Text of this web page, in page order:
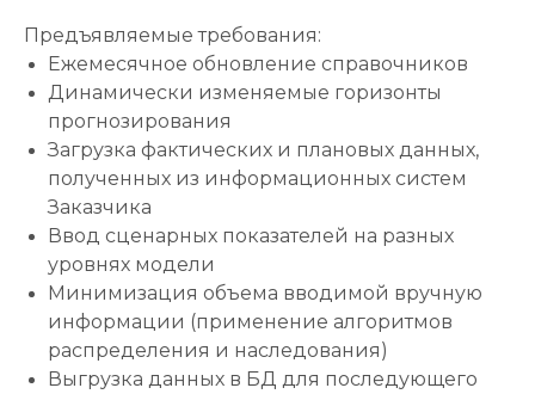
Предъявляемые требования:
Ежемесячное обновление справочников
Динамически изменяемые горизонты
прогнозирования
Загрузка фактических и плановых данных,
полученных из информационных систем
Заказчика
Ввод сценарных показателей на разных
уровнях модели
Минимизация объема вводимой вручную
информации (применение алгоритмов
распределения и наследования)
Выгрузка данных в БД для последующего